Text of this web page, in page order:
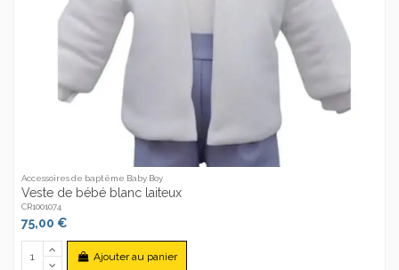
Accessoires de baptême Baby Boy
Veste de bébé blanc laiteux
CR1001074
75,00 €
Ajouter au panier